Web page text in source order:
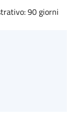
90 giorni